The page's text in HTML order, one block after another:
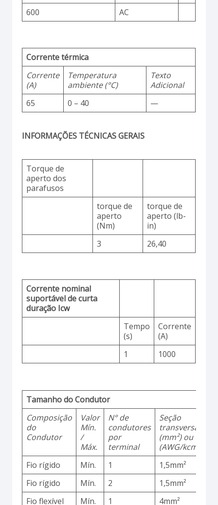
600
AC
Corrente térmica
Corrente
(A)
Temperatura
ambiente (°C)
Texto
Adicional
65
0 – 40 —
INFORMAÇÕES TÉCNICAS GERAIS
Torque de
aperto dos
parafusos
torque de
aperto
(Nm)
torque de
aperto (lb-
in)
3
26,40
Corrente nominal
suportável de curta
duração Icw
Tempo
(s)
Corrente
(A)
1
1000
Tamanho do Condutor
Composição
do
Condutor
Valor
Mín.
/
Máx.
N° de
condutores
por
terminal
Seção
transversal
(mm²) ou
(AWG/kcmil)
Fio rígido Mín. 1 1,5mm²
Fio rígido
Mín. 2 1,5mm²
Fio flexível
Mín. 1 4mm²